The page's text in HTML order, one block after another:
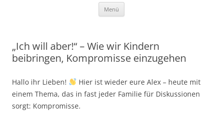
Menü
„Ich will aber!“ – Wie wir Kindern
beibringen, Kompromisse einzugehen
Hallo ihr Lieben!
Hier ist wieder eure Alex – heute mit
einem Thema, das in fast jeder Familie für Diskussionen
sorgt: Kompromisse.